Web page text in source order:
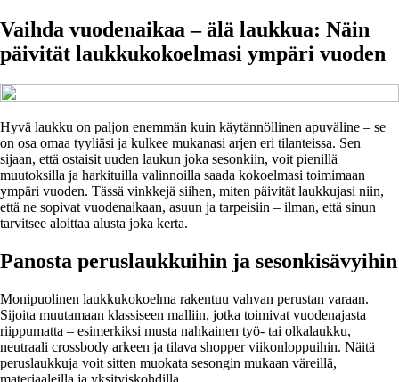
Vaihda vuodenaikaa – älä laukkua: Näin
päivität laukkukokoelmasi ympäri vuoden
Hyvä laukku on paljon enemmän kuin käytännöllinen apuväline – se
on osa omaa tyyliäsi ja kulkee mukanasi arjen eri tilanteissa. Sen
sijaan, että ostaisit uuden laukun joka sesonkiin, voit pienillä
muutoksilla ja harkituilla valinnoilla saada kokoelmasi toimimaan
ympäri vuoden. Tässä vinkkejä siihen, miten päivität laukkujasi niin,
että ne sopivat vuodenaikaan, asuun ja tarpeisiin – ilman, että sinun
tarvitsee aloittaa alusta joka kerta.
Panosta peruslaukkuihin ja sesonkisävyihin
Monipuolinen laukkukokoelma rakentuu vahvan perustan varaan.
Sijoita muutamaan klassiseen malliin, jotka toimivat vuodenajasta
riippumatta – esimerkiksi musta nahkainen työ- tai olkalaukku,
neutraali crossbody arkeen ja tilava shopper viikonloppuihin. Näitä
peruslaukkuja voit sitten muokata sesongin mukaan väreillä,
materiaaleilla ja yksityiskohdilla.